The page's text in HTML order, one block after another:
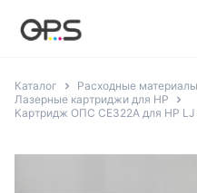
Каталог Расходные материалы
Лазерные картриджи для HP
Картридж ОПС CE322A для HP LJ